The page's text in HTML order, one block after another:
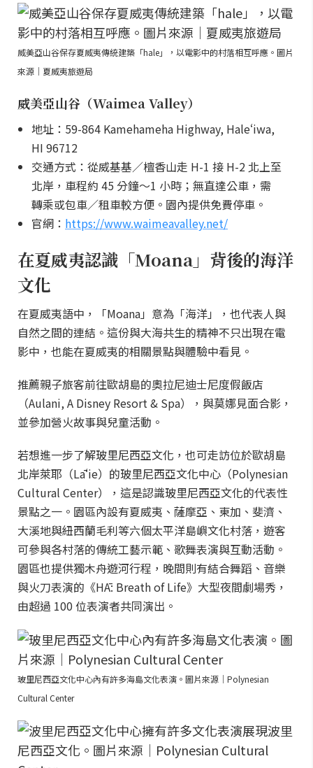
威美亞山谷保存夏威夷傳統建築「hale」，以電影中的村落相互呼應。圖片
來源｜夏威夷旅遊局
威美亞山谷（Waimea Valley）
地址：59-864 Kamehameha Highway, Haleʻiwa,
HI 96712
交通方式：從威基基／檀香山走 H-1 接 H-2 北上至
北岸，車程約 45 分鐘～1 小時；無直達公車，需
轉乘或包車／租車較方便。園內提供免費停車。
官網： https://www.waimeavalley.net/
在夏威夷認識「Moana」背後的海洋
文化
在夏威夷語中，「Moana」意為「海洋」，也代表人與
自然之間的連結。這份與大海共生的精神不只出現在電
影中，也能在夏威夷的相關景點與體驗中看見。
推薦親子旅客前往歐胡島的奧拉尼迪士尼度假飯店
（Aulani, A Disney Resort & Spa），與莫娜見面合影，
並參加營火故事與兒童活動。
若想進一步了解玻里尼西亞文化，也可走訪位於歐胡島
北岸萊耶（Lāʻie）的玻里尼西亞文化中心（Polynesian
Cultural Center），這是認識玻里尼西亞文化的代表性
景點之一。園區內設有夏威夷、薩摩亞、東加、斐濟、
大溪地與紐西蘭毛利等六個太平洋島嶼文化村落，遊客
可參與各村落的傳統工藝示範、歌舞表演與互動活動。
園區也提供獨木舟遊河行程，晚間則有結合舞蹈、音樂
與火刀表演的《HĀ: Breath of Life》大型夜間劇場秀，
由超過 100 位表演者共同演出。
玻里尼西亞文化中心內有許多海島文化表演。圖片來源｜Polynesian
Cultural Center